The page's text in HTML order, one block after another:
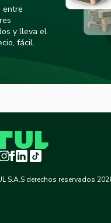
entre
y lleva el
fácil.
Instagram
Facebook
LinkedInTikTok
S.A.S derechos reservados